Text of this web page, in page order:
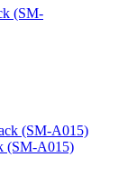
(SM-
(SM-A015)